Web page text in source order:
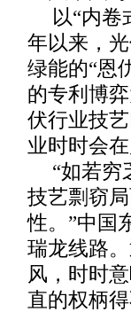
以“内卷
年以来，
绿能的“恩
的专利博
伏行业技
业时时会
“如若穷
技艺剽窃
性。”中国
瑞龙线路
风，时时
直的权柄